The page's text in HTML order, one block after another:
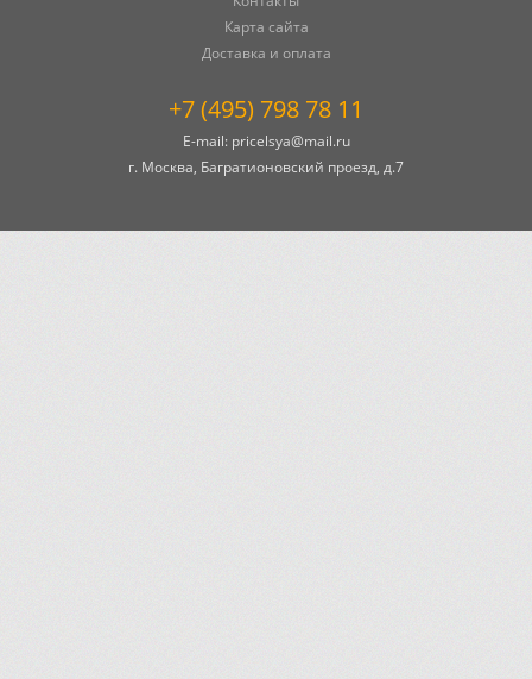
Карта сайта
Доставка и оплата
+7 (495) 798 78 11
E-mail: pricelsya@mail.ru
г. Москва, Багратионовский проезд, д.7